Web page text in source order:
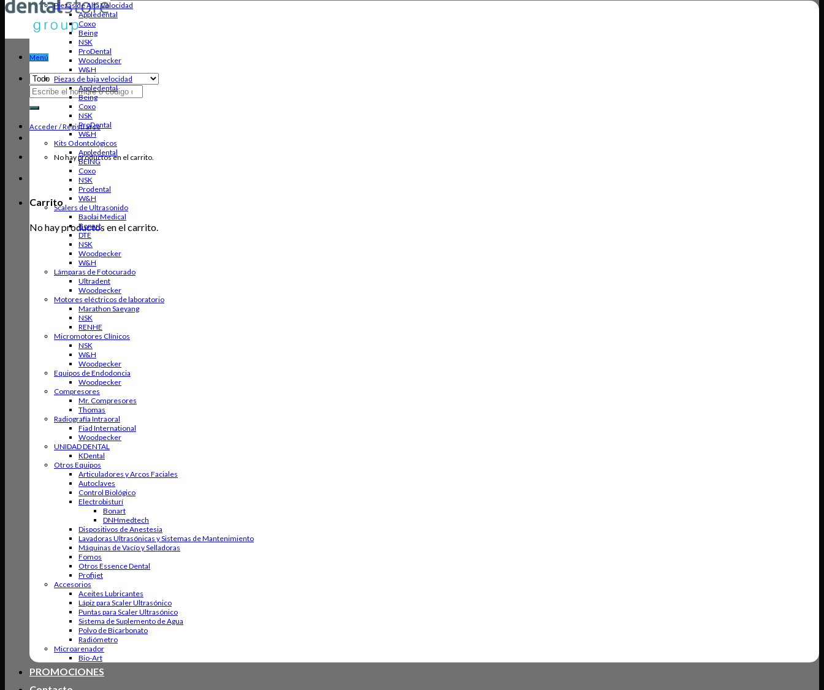
Menú
Buscar
por:
Acceder / Registrarse
No hay productos en el carrito.
Carrito
No hay productos en el carrito.
Piezas de Alta Velocidad
Appledental
Coxo
Being
NSK
ProDental
Woodpecker
W&H
Piezas de baja velocidad
Appledental
Being
Coxo
NSK
ProDental
W&H
Kits Odontológicos
Appledental
BEING
Coxo
NSK
Prodental
W&H
Scalers de Ultrasonido
Baolai Medical
Bonart
DTE
NSK
Woodpecker
W&H
Lámparas de Fotocurado
Ultradent
Woodpecker
Motores eléctricos de laboratorio
Marathon Saeyang
NSK
RENHE
Micromotores Clínicos
NSK
W&H
Woodpecker
Equipos de Endodoncia
Woodpecker
Compresores
Mr. Compresores
Thomas
Radiografía Intraoral
Fiad International
Woodpecker
UNIDAD DENTAL
KDental
Otros Equipos
Articuladores y Arcos Faciales
Autoclaves
Control Biológico
Electrobisturí
Bonart
DNHmedtech
Dispositivos de Anestesia
Lavadoras Ultrasónicas y Sistemas de Mantenimiento
Máquinas de Vacío y Selladoras
Fomos
Otros Essence Dental
Profijet
Accesorios
Aceites Lubricantes
Lápiz para Scaler Ultrasónico
Puntas para Scaler Ultrasónico
Sistema de Suplemento de Agua
Polvo de Bicarbonato
Radiómetro
Microarenador
Bio-Art
PROMOCIONES